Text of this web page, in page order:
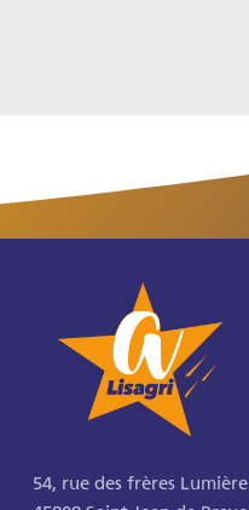
54, rue des frères Lumière